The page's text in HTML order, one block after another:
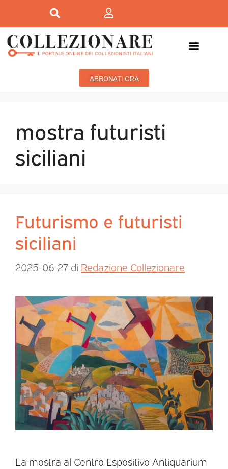
ABBONATI ORA
mostra futuristi
siciliani
Futurismo e futuristi
siciliani
2025-06-27 di Redazione Collezionare
La mostra al Centro Espositivo Antiquarium